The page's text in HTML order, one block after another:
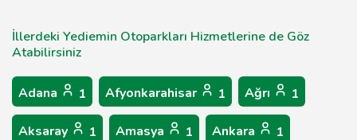
İllerdeki Yediemin Otoparkları Hizmetlerine de Göz
Atabilirsiniz
Adana 1 Afyonkarahisar 1 Ağrı 1
Aksaray 1 Amasya 1 Ankara 1